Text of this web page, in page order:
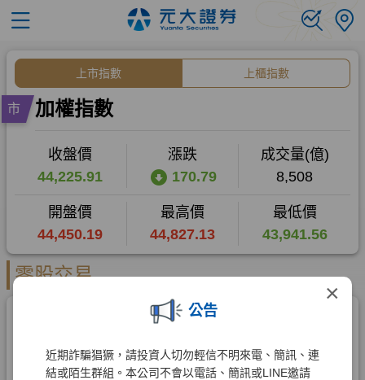
×
公告
近期詐騙猖獗，請投資人切勿輕信不明來電、簡訊、連
結或陌生群組。本公司不會以電話、簡訊或LINE邀請